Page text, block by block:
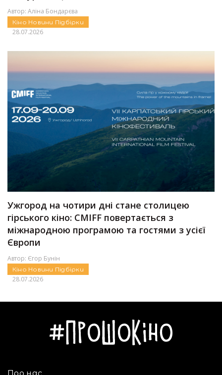
Автор: Аліна Бондарєва
Кіно Новини Підбірки
28.07.2026
Ужгород на чотири дні стане столицею
гірського кіно: CMIFF повертається з
міжнародною програмою та гостями з усієї
Європи
Автор: Єгор Бунін
Кіно Новини Підбірки
28.07.2026